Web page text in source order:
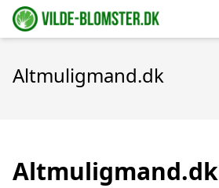
Altmuligmand.dk
Altmuligmand.dk